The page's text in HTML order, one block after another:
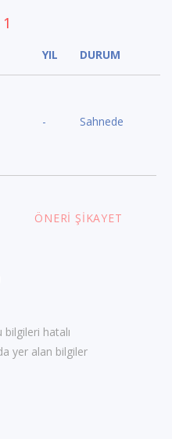
YIL DURUM
- Sahnede
ÖNERI ŞIKAYET
hatalı
yer alan bilgiler